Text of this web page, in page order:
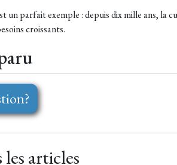
un parfait exemple : depuis dix mille ans,
croissants.
articles